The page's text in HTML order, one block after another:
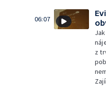
06:07
z